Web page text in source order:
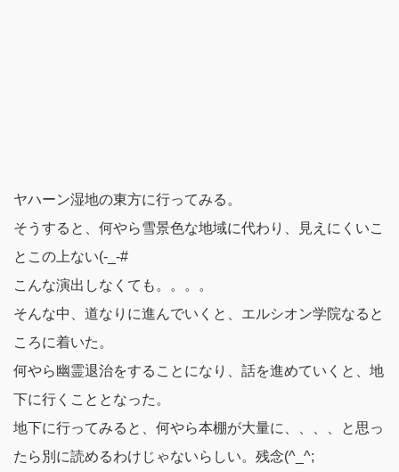
ヤハーン湿地の東方に行ってみる。
そうすると、何やら雪景色な地域に代わり、見えにくいこ
とこの上ない(-_-#
こんな演出しなくても。。。。
そんな中、道なりに進んでいくと、エルシオン学院なると
ころに着いた。
何やら幽霊退治をすることになり、話を進めていくと、地
下に行くこととなった。
地下に行ってみると、何やら本棚が大量に、、、、と思っ
たら別に読めるわけじゃないらしい。残念(^_^;